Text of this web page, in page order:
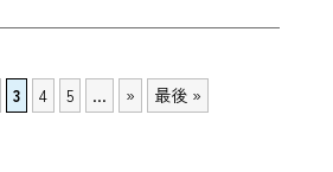
3 4 5 ... » 最後 »